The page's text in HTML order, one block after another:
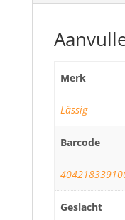
Merk
Lässig
Barcode
Geslacht